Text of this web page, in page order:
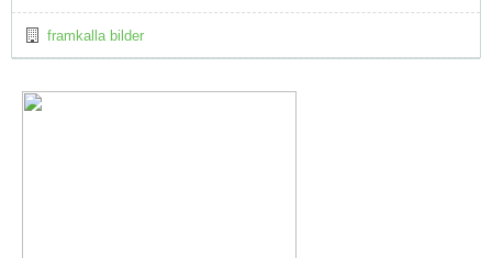
framkalla bilder